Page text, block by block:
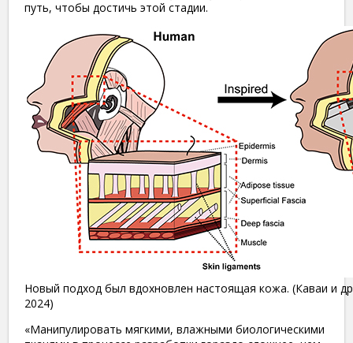
путь, чтобы достичь этой стадии.
Новый подход был вдохновлен настоящая кожа. (Каваи и
2024)
«Манипулировать мягкими, влажными биологическими